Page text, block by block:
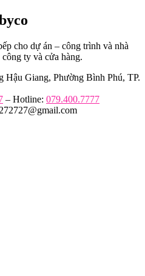
cho dự án – công trình và nhà
ty và cửa hàng.
Giang, Phường Bình Phú, TP.
– Hotline: 079.400.7777